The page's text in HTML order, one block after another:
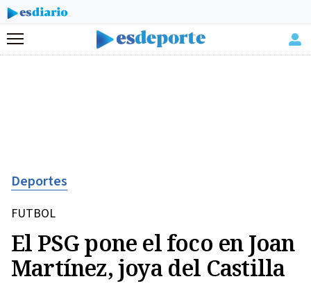
Menú
Deportes
FUTBOL
El PSG pone el foco en Joan
Martínez, joya del Castilla